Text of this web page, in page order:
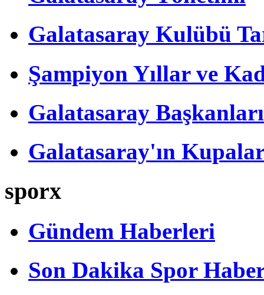
Galatasaray Kulübü
Şampiyon Yıllar ve
Galatasaray Başkanları
Galatasaray'ın
sporx
Gündem Haberleri
Son Dakika Spor